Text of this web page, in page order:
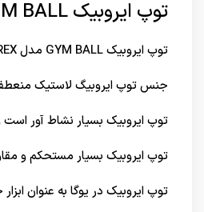
توپ ایروبیک GYM BALL مدل JOEREX قطر 85
توپ ایروبیک GYM BALL مدل JOEREX قطر 85 مناسب ورزش های ایروبیک و یوگا، پیلاتس و… می باشد.
جنس توپ ایروبیگ لاستیک
توپ ایروبیک بسیار نشاط آور است
توپ ایروبیک بسیار مستحکم و مقاوم می
توپ ایروبیک در یوگا به عنوان